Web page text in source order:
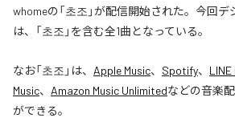
whomeの「초조」が配信開始された。今回
は、「초조」を含む全1曲となっている。
なお「초조 」は、 Apple Music、 Spotify、 LINE
Music、 Amazon Music Unlimitedなどの音楽
ができる。